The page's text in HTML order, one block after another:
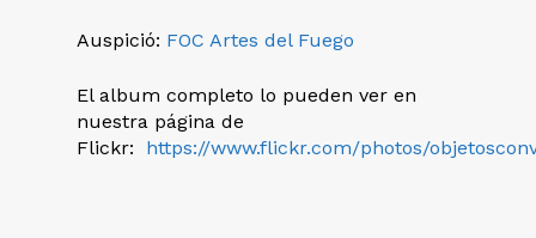
Auspició: FOC Artes del Fuego
El album completo lo pueden ver en
nuestra página de
Flickr:
https://www.flickr.com/photos/